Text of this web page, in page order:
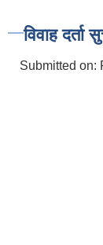
विवाह दर्ता
Submitted on: